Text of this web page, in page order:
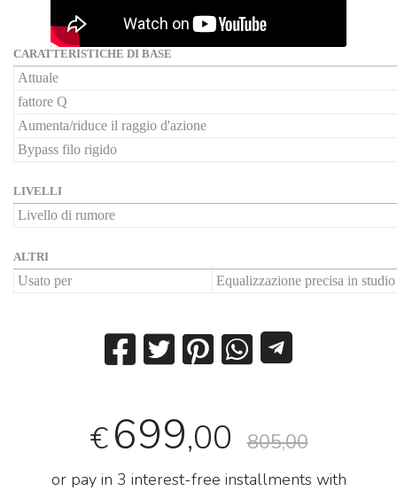
CARATTERISTICHE DI BASE
Attuale
fattore Q
Aumenta/riduce il raggio d'azione
Bypass filo rigido
LIVELLI
Livello di rumore
ALTRI
Usato per Equalizzazione precisa in studio
€699,00 805,00
or pay in 3 interest-free installments with